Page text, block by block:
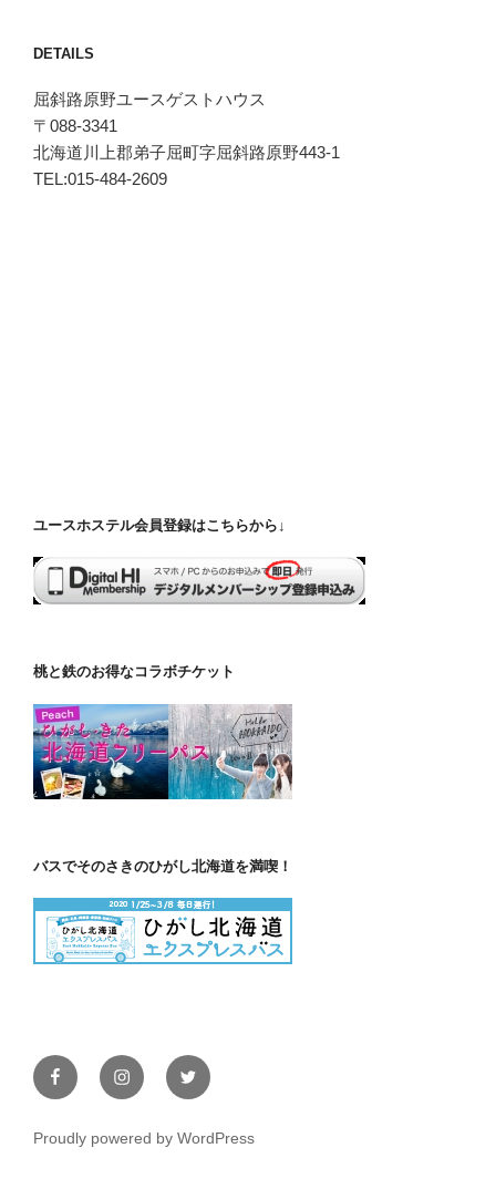
DETAILS
屈斜路原野ユースゲストハウス
〒088-3341
北海道川上郡弟子屈町字屈斜路原野443-1
TEL:015-484-2609
ユースホステル会員登録はこちらから↓
桃と鉄のお得なコラボチケット
バスでそのさきのひがし北海道を満喫！
FacebookInstagramTwitter
Proudly powered by WordPress